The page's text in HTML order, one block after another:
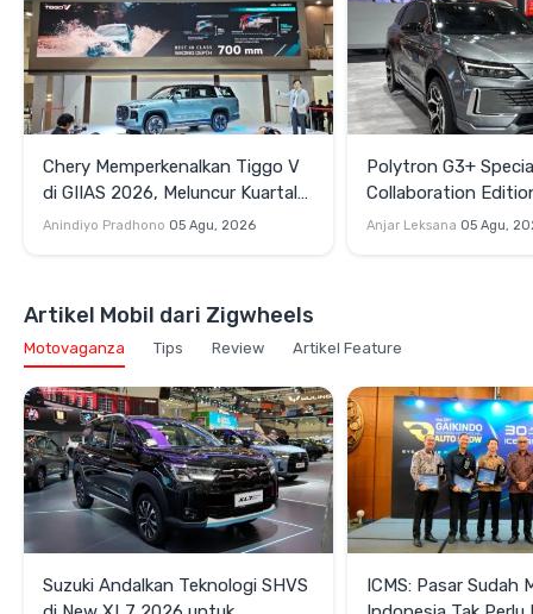
Chery Memperkenalkan Tiggo V
di GIIAS 2026, Meluncur Kuartal
Keempat
Anindiyo Pradhono 05 Agu, 2026
Polytron G3+
Collaboration
GIIAS 2026, Pakai
Anjar Leksana 05 Agu,
Artikel Mobil dari Zigwheels
Motovaganza Tips Review Artikel Feature
Suzuki Andalkan Teknologi SHVS
ICMS: Pasar Sudah